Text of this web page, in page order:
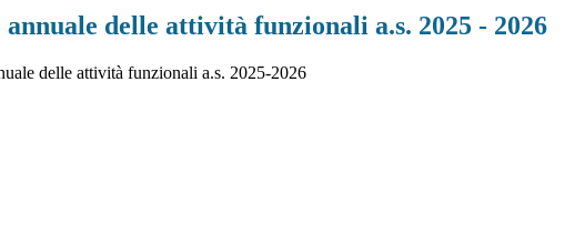
annuale delle attività funzionali a.s. 2025 - 2026
delle attività funzionali a.s. 2025-2026